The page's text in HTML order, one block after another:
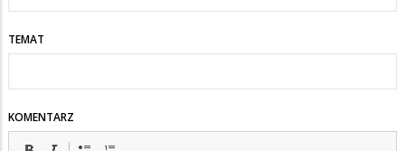
TEMAT
KOMENTARZ